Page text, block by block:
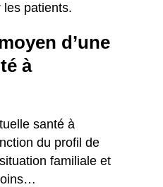
les patients.
d’une
à
santé à
du profil de
familiale et